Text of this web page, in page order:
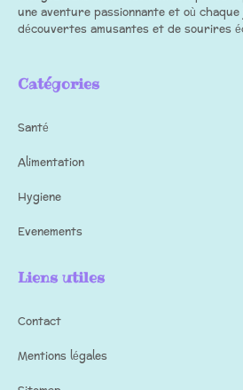
une aventure passionnante et où
découvertes amusantes et de sourires
Catégories
Santé
Alimentation
Hygiene
Evenements
Liens utiles
Contact
Mentions légales